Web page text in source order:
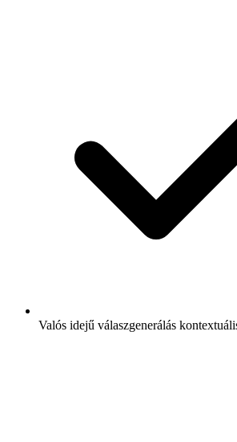
Valós idejű válaszgenerálás